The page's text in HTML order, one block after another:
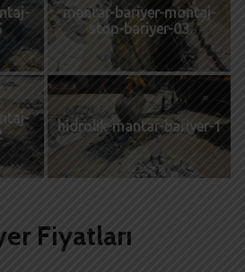
mantar-bariyer-montaj-
stop-bariyer-03
hidrolik-mantar-bariyer-1
Fiyatları